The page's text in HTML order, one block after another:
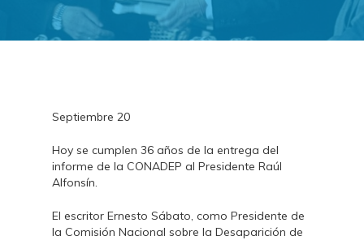
Septiembre 20
Hoy se cumplen 36 años de la entrega del
informe de la CONADEP al Presidente Raúl
Alfonsín.
El escritor Ernesto Sábato, como Presidente de
la Comisión Nacional sobre la Desaparición de